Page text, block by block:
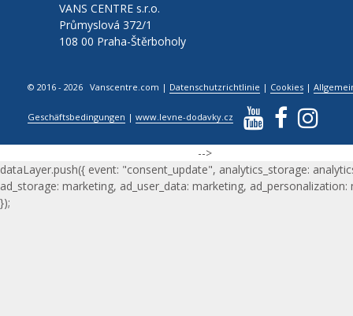
VANS CENTRE s.r.o.
Průmyslová 372/1
108 00 Praha-Štěrboholy
© 2016 - 2026 Vanscentre.com | Datenschutzrichtlinie | Cookies |
Geschäftsbedingungen |www.levne-dodavky.cz
-->
dataLayer.push({ event: "consent_update", analytics_storage:
ad_storage: marketing, ad_user_data: marketing, ad_personalization:
});